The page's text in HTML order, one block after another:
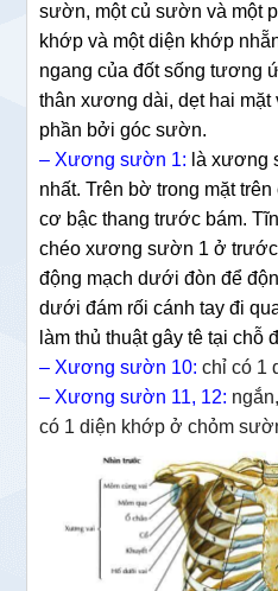
sườn, một củ sườn và một
khớp và một diện khớp
ngang của đốt sống tương
thân xương dài, dẹt hai
phần bởi góc sườn.
– Xương sườn 1: là xương
nhất. Trên bờ trong mặt
cơ bậc thang trước bám.
chéo xương sườn 1 ở trước
động mạch dưới đòn để
dưới đám rối cánh tay đi
làm thủ thuật gây tê tại chỗ
– Xương sườn 10:chỉ có 1
– Xương sườn 11, 12:
có 1 diện khớp ở chỏm